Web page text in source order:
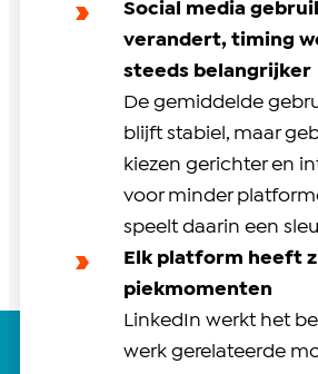
Social media
verandert, timing
steeds belangrijker
De gemiddelde
blijft stabiel, maar
kiezen gerichter en
voor minder
speelt daarin een
Elk platform heeft
piekmomenten
LinkedIn werkt het
werk gerelateerde